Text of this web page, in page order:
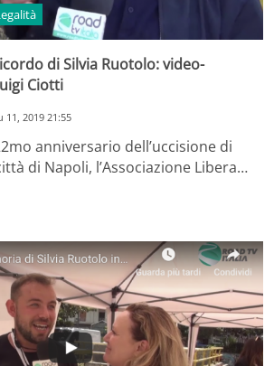
di Silvia Ruotolo: video-
Ciotti
11, 2019 21:55
anniversario dell’uccisione di
di Napoli, l’Associazione Libera…